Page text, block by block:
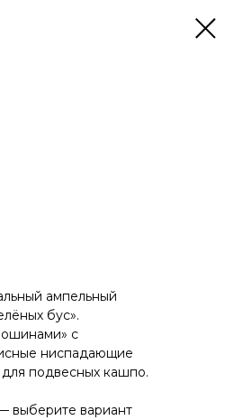
ампельный
бус».
с
ниспадающие
подвесных кашпо.
выберите вариант